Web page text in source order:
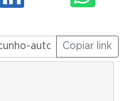
Copiar link